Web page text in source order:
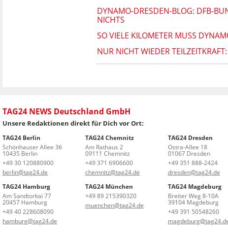
DYNAMO-DRESDEN-BLOG: DFB-
ICHTS
SO VIELE KILOMETER MUSS
NUR NICHT WIEDER
TAG24 NEWS Deutschland GmbH
Unsere Redaktionen direkt für Dich vor Ort:
TAG24 Berlin
Schönhauser Allee 36
10435 Berlin
+49 30 120880900
berlin@tag24.de
TAG24 Chemnitz
Am Rathaus 2
09111 Chemnitz
+49 371 6906600
chemnitz@tag24.de
TAG24 Dresden
Ostra-Allee 18
01067 Dresden
+49 351 888-2424
dresden@tag24.de
TAG24 Hamburg
Am Sandtorkai 77
20457 Hamburg
+49 40 228608090
hamburg@tag24.de
TAG24 München
+49 89 215390320
muenchen@tag24.de
TAG24 Magdeburg
Breiter Weg 8-10A
39104 Magdeburg
+49 391 50548260